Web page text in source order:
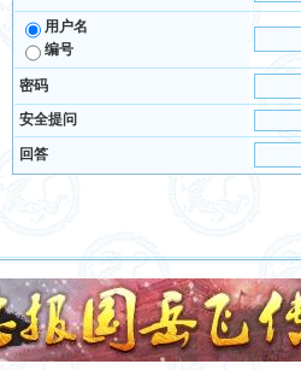
用户名
编号
密码
安全提问
回答